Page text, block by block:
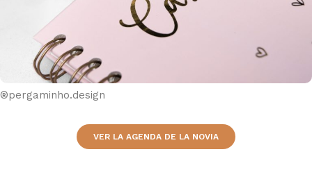
®pergaminho.design
VER LA AGENDA DE LA NOVIA